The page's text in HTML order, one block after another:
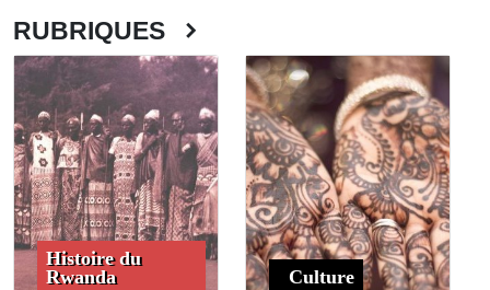
RUBRIQUES
Histoire du
Rwanda
Culture